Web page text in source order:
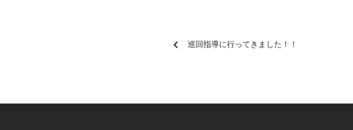
巡回指導に行ってきました！！